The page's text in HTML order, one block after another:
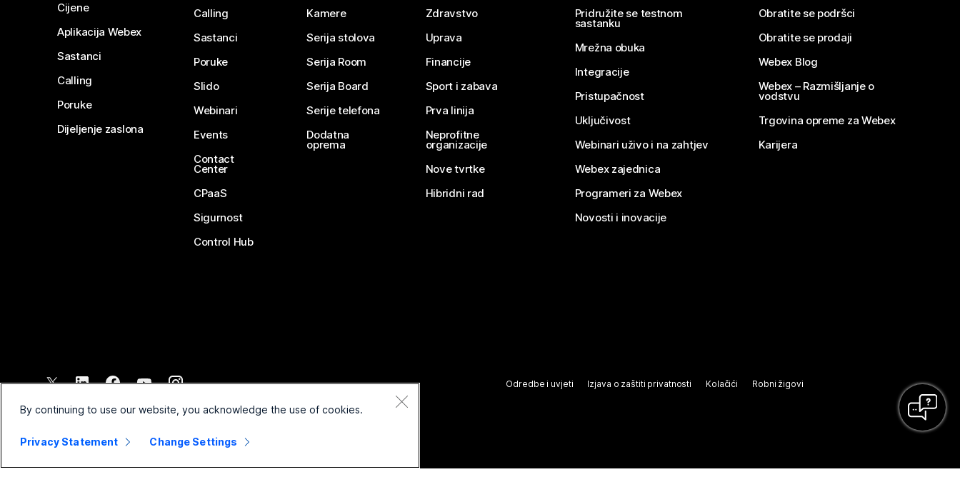
Cijene
Aplikacija Webex
Sastanci
Calling
Poruke
Dijeljenje zaslona
Calling
Sastanci
Poruke
Slido
Webinari
Events
Contact
Center
CPaaS
Sigurnost
Control Hub
Kamere
Serija stolova
Serija Room
Serija Board
Serije telefona
Dodatna
oprema
Zdravstvo
Uprava
Financije
Sport i zabava
Prva linija
Neprofitne
organizacije
Nove tvrtke
Hibridni rad
Pridružite se testnom
sastanku
Mrežna obuka
Integracije
Pristupačnost
Uključivost
Webinari uživo i na zahtjev
Webex zajednica
Programeri za Webex
Novosti i inovacije
Obratite se podršci
Obratite se prodaji
Webex Blog
Webex – Razmišljanje o
vodstvu
Trgovina opreme za Webex
Karijera
2026 Cisco i/ili njegova povezana društva. Sva prava pridržana.
Odredbe i uvjeti Izjava o zaštiti privatnosti Kolačići Robni žigovi
By continuing to use our website, you acknowledge the use of cookies.
Privacy Statement Change Settings